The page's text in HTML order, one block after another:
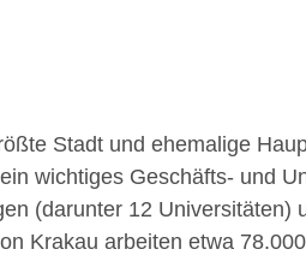
Stadt und ehemalige
wichtiges Geschäfts- und
(darunter 12 Universitäten)
Krakau arbeiten etwa